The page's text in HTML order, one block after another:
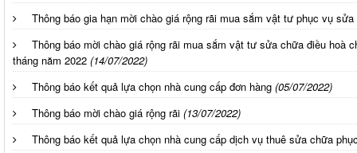
Thông báo gia hạn mời chào giá rộng rãi mua sắm vật tư phục vụ
Thông báo mời chào giá rộng rãi mua sắm vật tư sửa chữa điều hoà
tháng năm 2022 (14/07/2022)
Thông báo kết quả lựa chọn nhà cung cấp đơn hàng (05/07/2022)
Thông báo mời chào giá rộng rãi (13/07/2022)
Thông báo kết quả lựa chọn nhà cung cấp dịch vụ thuê sửa chữa